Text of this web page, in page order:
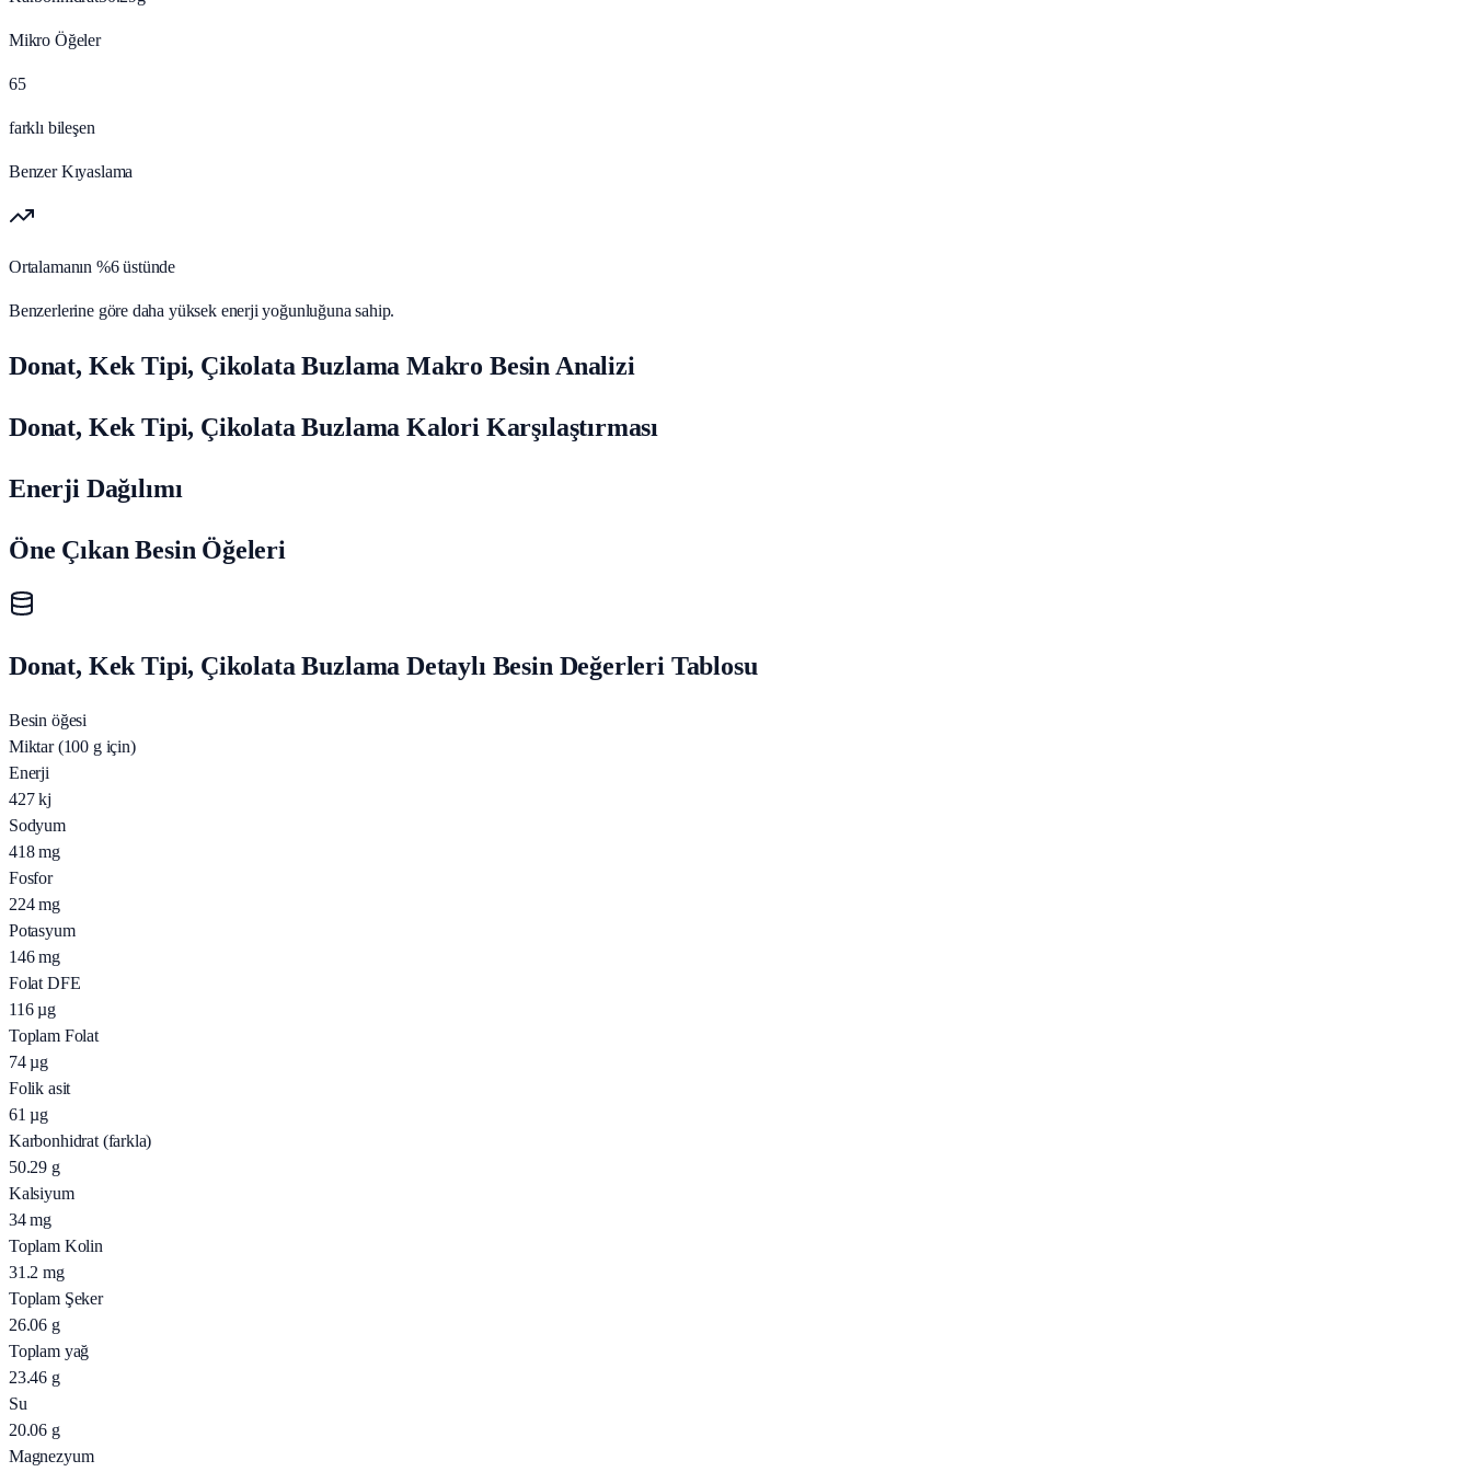
Mikro Öğeler
65
farklı bileşen
Benzer Kıyaslama
Ortalamanın %6 üstünde
Benzerlerine göre daha yüksek enerji yoğunluğuna sahip.
Donat, Kek Tipi, Çikolata Buzlama Makro Besin Analizi
Donat, Kek Tipi, Çikolata Buzlama Kalori Karşılaştırması
Enerji Dağılımı
Öne Çıkan Besin Öğeleri
Donat, Kek Tipi, Çikolata Buzlama Detaylı Besin Değerleri Tablosu
Besin öğesi
Miktar (100 g için)
Enerji
427 kj
Sodyum
418 mg
Fosfor
224 mg
Potasyum
146 mg
Folat DFE
116 µg
Toplam Folat
74 µg
Folik asit
61 µg
Karbonhidrat (farkla)
50.29 g
Kalsiyum
34 mg
Toplam Kolin
31.2 mg
Toplam Şeker
26.06 g
Toplam yağ
23.46 g
Su
20.06 g
Magnezyum